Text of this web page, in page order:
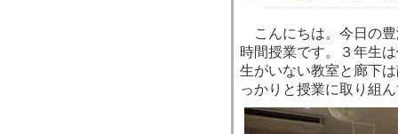
こんにちは。今日の豊
時間授業です。３年生
生がいない教室と廊下
っかりと授業に取り組